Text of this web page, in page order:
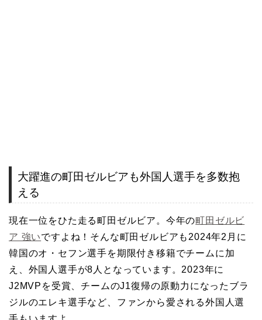
大躍進の町田ゼルビアも外国人選手を多数抱
える
現在一位をひた走る町田ゼルビア。今年の町田ゼルビ
ア 強いですよね！そんな町田ゼルビアも2024年2月に
韓国のオ・セフン選手を期限付き移籍でチームに加
え、外国人選手が8人となっています。2023年に
J2MVPを受賞、チームのJ1復帰の原動力になったブラ
ジルのエレキ選手など、ファンから愛される外国人選